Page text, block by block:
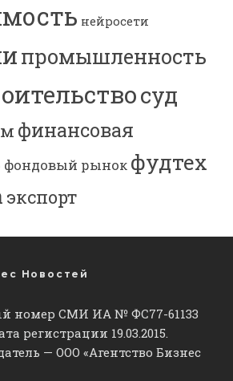
нейросети
промышленность
суд
финансовая
фондовый рынок фудтех
экспорт
Новостей
номер СМИ ИА № ФС77-61133
регистрации 19.03.2015.
— ООО «Агентство Бизнес